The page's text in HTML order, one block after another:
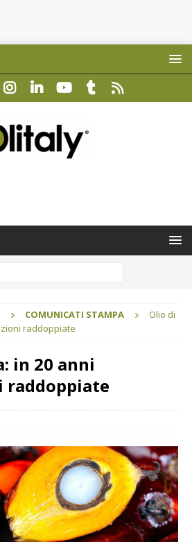
COMUNICATI STAMPA
Olio di
raddoppiate
in 20 anni
raddoppiate